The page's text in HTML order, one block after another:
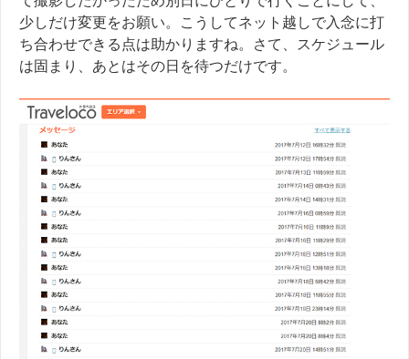
少しだけ変更をお願い。こうしてネット越しで入念に打
ち合わせできる点は助かりますね。さて、スケジュール
は固まり、あとはその日を待つだけです。